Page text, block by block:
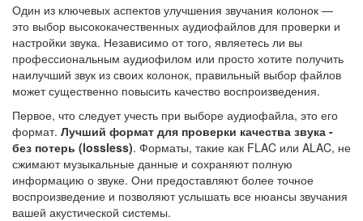
Один из ключевых аспектов улучшения звучания колонок —
это выбор высококачественных аудиофайлов для проверки и
настройки звука. Независимо от того, являетесь ли вы
профессиональным аудиофилом или просто хотите получить
наилучший звук из своих колонок, правильный выбор файлов
может существенно повысить качество воспроизведения.
Первое, что следует учесть при выборе аудиофайла, это его
формат. Лучший формат для проверки качества звука -
без потерь (lossless). Форматы, такие как FLAC или ALAC, не
сжимают музыкальные данные и сохраняют полную
информацию о звуке. Они предоставляют более точное
воспроизведение и позволяют услышать все нюансы звучания
вашей акустической системы.